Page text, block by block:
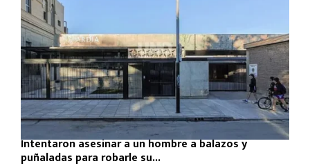
Intentaron asesinar a un hombre a balazos y
puñaladas para robarle su...